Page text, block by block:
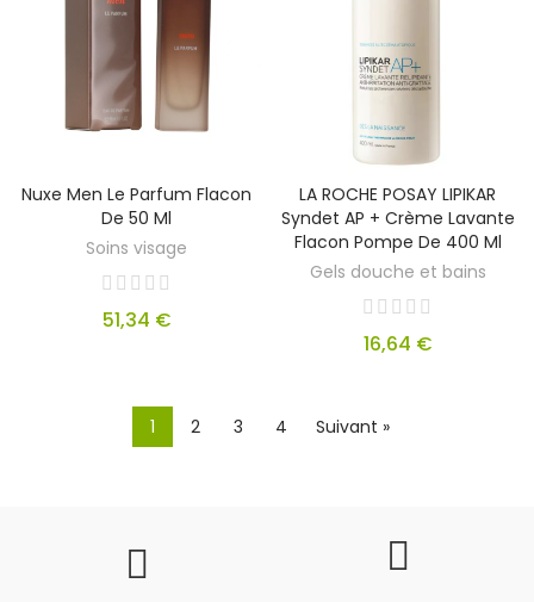
Nuxe Men Le Parfum Flacon
De 50 Ml
Soins visage
51,34 €
LA ROCHE POSAY LIPIKAR
Syndet AP + Crème Lavante
Flacon Pompe De 400 Ml
Gels douche et bains
16,64 €
1 2 3 4 Suivant »